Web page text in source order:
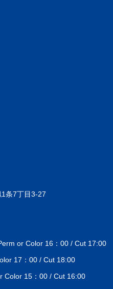
条7丁目3-27
or Color 16：00 / Cut 17:00
17：00 / Cut 18:00
Color 15：00 / Cut 16:00